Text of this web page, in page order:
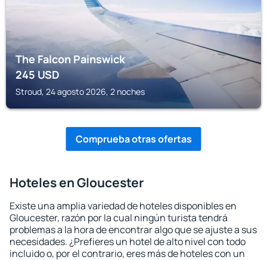
The Falcon Painswick
245USD
Stroud, 24 agosto 2026, 2 noches
Comprueba otras ofertas
Hoteles en Gloucester
Existe una amplia variedad de hoteles disponibles en
Gloucester, razón por la cual ningún turista tendrá
problemas a la hora de encontrar algo que se ajuste a sus
necesidades. ¿Prefieres un hotel de alto nivel con todo
incluido o, por el contrario, eres más de hoteles con un